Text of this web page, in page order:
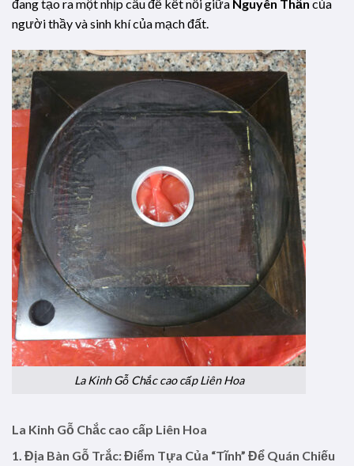
đang tạo ra một nhịp cầu để kết nối giữa Nguyên Thần của
người thầy và sinh khí của mạch đất.
La Kinh Gỗ Chắc cao cấp Liên Hoa
La Kinh Gỗ Chắc cao cấp Liên Hoa
1. Địa Bàn Gỗ Trắc: Điểm Tựa Của “Tĩnh” Để Quán Chiếu